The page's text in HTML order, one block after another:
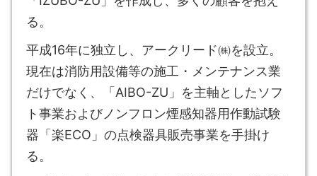
る。
平成16年に独立し、アークリード㈱を設立。
現在は消防用設備等の施工・メンテナンス業
だけでなく、「AIBO-ZU」を主軸としたソフ
ト事業およびノンフロン煙感知器用作動試験
器「楽ECO」の点検器具販売事業を手掛け
る。